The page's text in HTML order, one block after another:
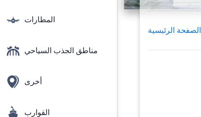
المطارات
مناطق الجذب السياحي
أخرى
القوارب
الصفحة الرئيسية